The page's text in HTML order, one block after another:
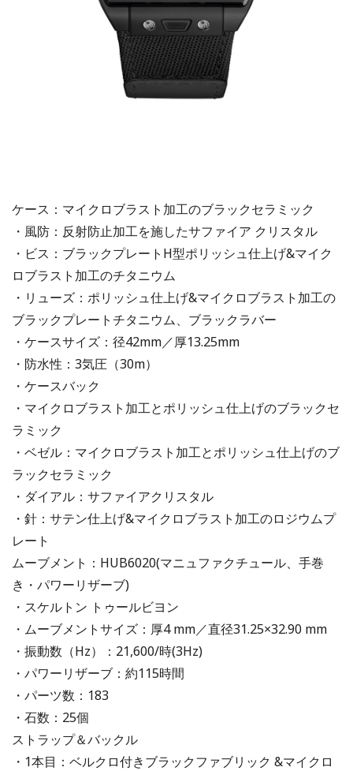
ケース：マイクロブラスト加工のブラックセラミック
・風防：反射防止加工を施したサファイア クリスタル
・ビス：ブラックプレートH型ポリッシュ仕上げ&マイク
ロブラスト加工のチタニウム
・リューズ：ポリッシュ仕上げ&マイクロブラスト加工の
ブラックプレートチタニウム、ブラックラバー
・ケースサイズ：径42mm／厚13.25mm
・防水性：3気圧（30m）
・ケースバック
・マイクロブラスト加工とポリッシュ仕上げのブラックセ
ラミック
・ベゼル：マイクロブラスト加工とポリッシュ仕上げのブ
ラックセラミック
・ダイアル：サファイアクリスタル
・針：サテン仕上げ&マイクロブラスト加工のロジウムプ
レート
ムーブメント：HUB6020(マニュファクチュール、手巻
き・パワーリザーブ)
・スケルトン トゥールビヨン
・ムーブメントサイズ：厚4 mm／直径31.25×32.90 mm
・振動数（Hz）：21,600/時(3Hz)
・パワーリザーブ：約115時間
・パーツ数：183
・石数：25個
ストラップ＆バックル
・1本目：ベルクロ付きブラックファブリック &マイクロ